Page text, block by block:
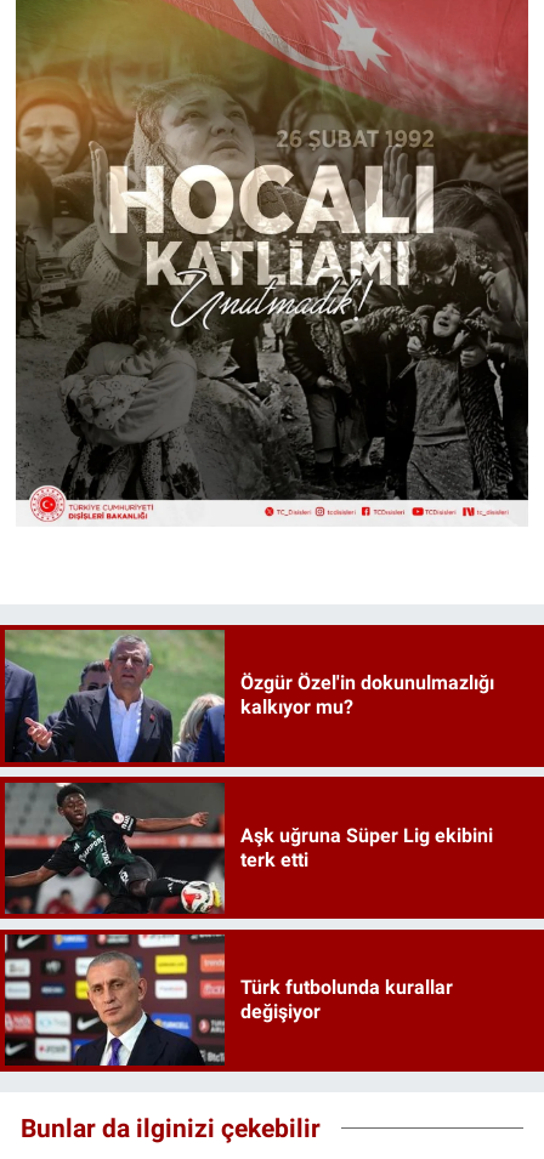
Özgür Özel'in dokunulmazlığı
kalkıyor mu?
Aşk uğruna Süper Lig ekibini
terk etti
Türk futbolunda kurallar
değişiyor
Bunlar da ilginizi çekebilir